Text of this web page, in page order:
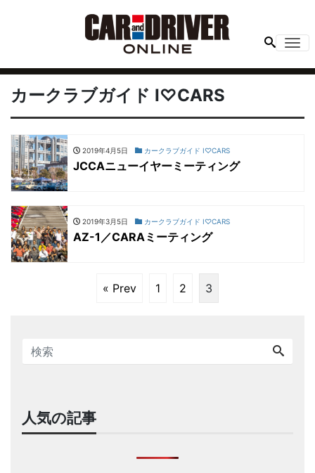
カークラブガイド I♡CARS
2019年4月5日 カークラブガイド I♡CARS
JCCAニューイヤーミーティング
2019年3月5日 カークラブガイド I♡CARS
AZ-1／CARAミーティング
« Prev 1 2 3
人気の記事